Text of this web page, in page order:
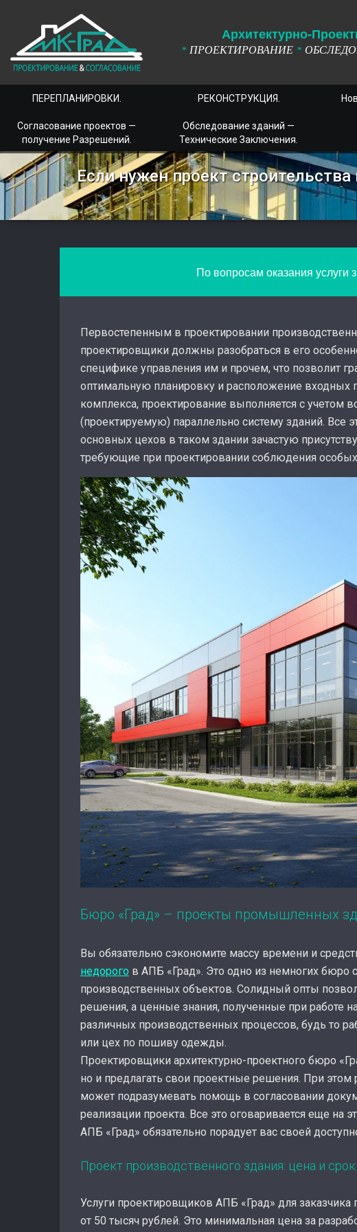
Архитектурно-П
* ПРОЕКТИРОВАНИЕ *
ПЕРЕПЛАНИРОВКИ. РЕКОНСТРУКЦИЯ.
Согласование проектов —
получение Разрешений.
Обследование зданий —
Технические Заключения.
Если нужен проект
По вопросам оказания услуги
Первостепенным в проектировании
проектировщики должны разобраться в его
специфике управления им и прочем, что позволит
оптимальную планировку и расположение
комплекса, проектирование выполняется с
(проектируемую) параллельно систему зданий. Все
основных цехов в таком здании зачастую
требующие при проектировании соблюдения
Бюро «Град» – проекты промышленных
Вы обязательно сэкономите массу времени и
недорого в АПБ «Град». Это одно из немногих бюро
производственных объектов. Солидный опты
решения, а ценные знания, полученные при работе
различных производственных процессов, будь то
или цех по пошиву одежды.
Проектировщики архитектурно-проектного бюро
но и предлагать свои проектные решения. При этом
может подразумевать помощь в согласовании
реализации проекта. Все это оговаривается еще на
АПБ «Град» обязательно порадует вас своей
Проект производственного здания: цена и
Услуги проектировщиков АПБ «Град» для
от 50 тысяч рублей. Это минимальная цена за